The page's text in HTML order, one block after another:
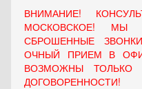
ВНИМАНИЕ!
МОСКОВСКОЕ! МЫ
СБРОШЕННЫЕ
ОЧНЫЙ ПРИЕМ В
ВОЗМОЖНЫ ТОЛЬКО
ДОГОВОРЕННОСТИ!